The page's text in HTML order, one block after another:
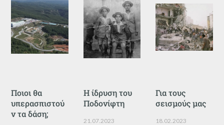
Ποιοι θα
υπερασπιστού
ν τα δάση;
Η ίδρυση του
Ποδονίφτη
21.07.2023
Για τους
σεισμούς μας
18.02.2023